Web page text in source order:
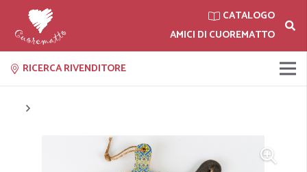
CATALOGO
AMICI DI CUOREMATTO
RICERCA RIVENDITORE